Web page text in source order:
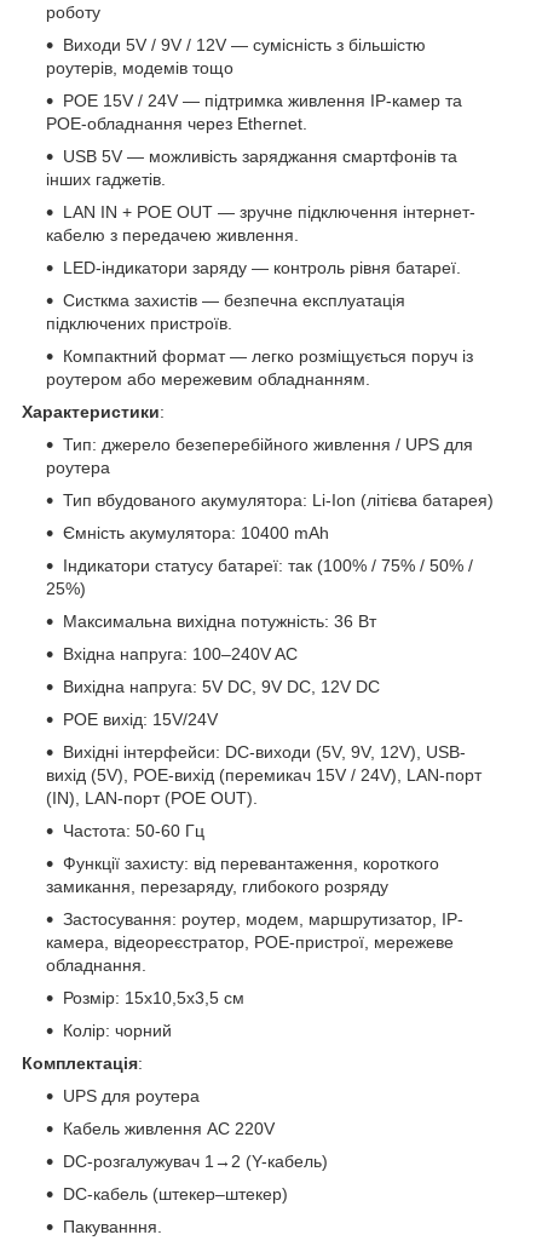
роботу
Виходи 5V / 9V / 12V — сумісність з більшістю
роутерів, модемів тощо
POE 15V / 24V — підтримка живлення IP-камер та
POE-обладнання через Ethernet.
USB 5V — можливість заряджання смартфонів та
інших гаджетів.
LAN IN + POE OUT — зручне підключення інтернет-
кабелю з передачею живлення.
LED-індикатори заряду — контроль рівня батареї.
Систкма захистів — безпечна експлуатація
підключених пристроїв.
Компактний формат — легко розміщується поруч із
роутером або мережевим обладнанням.
Характеристики:
Тип: джерело безеперебійного живлення / UPS для
роутера
Тип вбудованого акумулятора: Li-Ion (літієва батарея)
Ємність акумулятора: 10400 mAh
Індикатори статусу батареї: так (100% / 75% / 50% /
25%)
Максимальна вихідна потужність: 36 Вт
Вхідна напруга: 100–240V AC
Вихідна напруга: 5V DC, 9V DC, 12V DC
POE вихід: 15V/24V
Вихідні інтерфейси: DC-виходи (5V, 9V, 12V), USB-
вихід (5V), POE-вихід (перемикач 15V / 24V), LAN-порт
(IN), LAN-порт (POE OUT).
Частота: 50-60 Гц
Функції захисту: від перевантаження, короткого
замикання, перезаряду, глибокого розряду
Застосування: роутер, модем, маршрутизатор, IP-
камера, відеореєстратор, POE-пристрої, мережеве
обладнання.
Розмір: 15x10,5x3,5 см
Колір: чорний
Комплектація:
UPS для роутера
Кабель живлення AC 220V
DC-розгалужувач 1→2 (Y-кабель)
DC-кабель (штекер–штекер)
Пакуванння.